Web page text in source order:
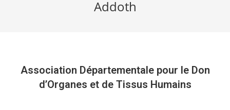
Addoth
Association Départementale pour le Don
d’Organes et de Tissus Humains